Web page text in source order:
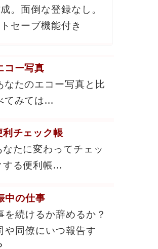
。面倒な登録なし。
セーブ機能付き
コー写真
なたのエコー写真と比
てみては...
利チェック帳
なたに変わってチェッ
する便利帳...
中の仕事
を続けるか辞めるか？
や同僚にいつ報告す